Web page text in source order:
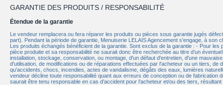
GARANTIE DES PRODUITS / RESPONSABILITÉ
Étendue de la garantie
Le vendeur remplacera ou fera réparer les produits ou pièces sous garantie jugés
part). Pendant la période de garantie, Menuiserie LELAIS Agencement s'engage, à
Les produits échangés bénéficient de la garantie. Sont exclus de la garantie : - Pour
pièce produite et sa responsabilité ne saurait donc être recherchée au titre d’un
installation, stockage, conservation, ou montage, d'un défaut d'entretien, d'une
d'utilisation, de modifications ou de réparations effectuées par l'acheteur ou un tiers,
qu'accidents, chocs, incendies, actes de vandalisme, dégâts des eaux, lumières
vendeur décline toute responsabilité quant aux erreurs de conception ou de fabrication
saurait être tenu responsable en cas d’accident pour l’acheteur et/ou des tiers,